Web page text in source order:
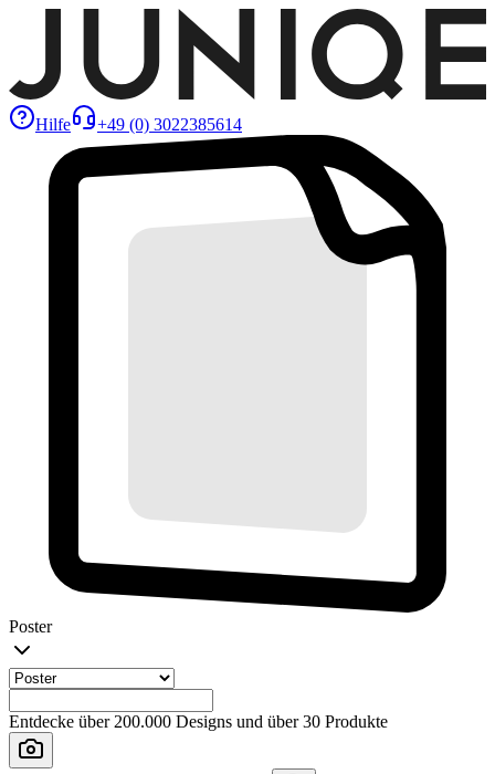
Hilfe +49 (0) 3022385614
Poster
Entdecke über 200.000 Designs und über 30 Produkte